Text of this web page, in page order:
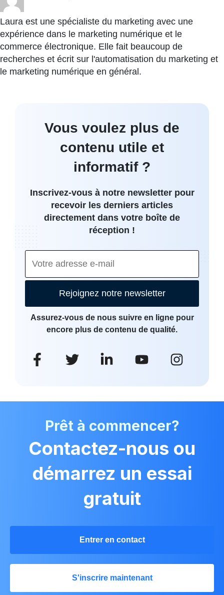
Laura est une spécialiste du marketing avec une
expérience dans le marketing numérique et le
commerce électronique. Elle fait beaucoup de
recherches et écrit sur l'automatisation du marketing et
le marketing numérique en général.
Vous voulez plus de
contenu utile et
informatif ?
Inscrivez-vous à notre newsletter pour
recevoir les derniers articles
directement dans votre boîte de
réception !
Rejoignez notre newsletter
Assurez-vous de nous suivre en ligne pour
encore plus de contenu de qualité.
Prêt à commencer?
Contactez-nous ou
démarrez un essai
gratuit
Entrer en contact
S'inscrire maintenant